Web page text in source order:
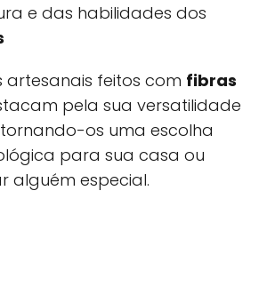
e das habilidades dos
artesanais feitos com fibras
pela sua versatilidade
os uma escolha
para sua casa ou
alguém especial.